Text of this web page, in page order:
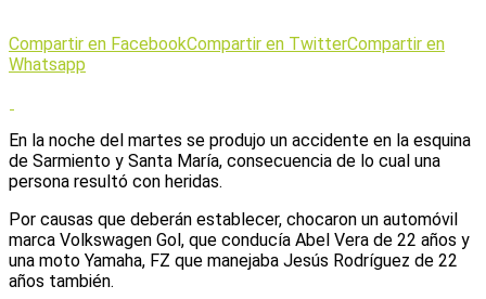
Compartir en FacebookCompartir en TwitterCompartir en
Whatsapp
En la noche del martes se produjo un accidente en la esquina
de Sarmiento y Santa María, consecuencia de lo cual una
persona resultó con heridas.
Por causas que deberán establecer, chocaron un automóvil
marca Volkswagen Gol, que conducía Abel Vera de 22 años y
una moto Yamaha, FZ que manejaba Jesús Rodríguez de 22
años también.